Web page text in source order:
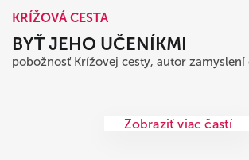
KRÍŽOVÁ CESTA
BYŤ JEHO UČENÍKMI
pobožnosť Krížovej cesty, autor zamyslení
Zobraziť viac častí